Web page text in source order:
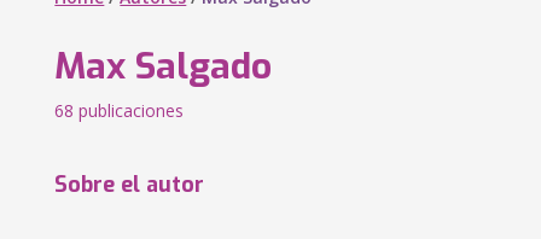
Max Salgado
68 publicaciones
Sobre el autor